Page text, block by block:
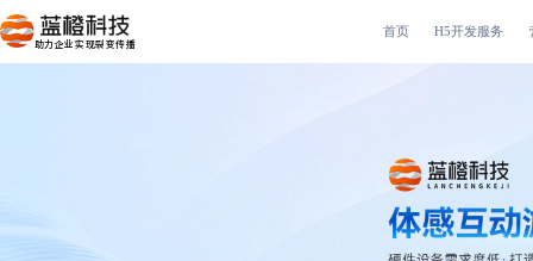
助力企业实现裂变传播
首页 H5开发服务